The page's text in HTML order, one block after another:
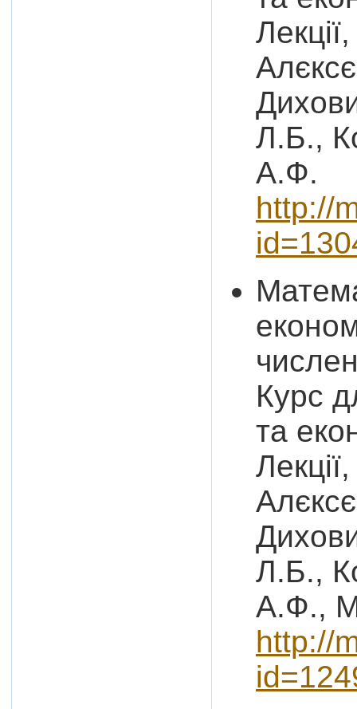
Л.Б.,
А.Ф.
http://
Курс
та
Л.Б.,
А.Ф.,
http://